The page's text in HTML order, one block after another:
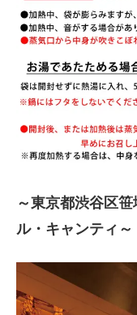
～東京都渋谷区
ル・キャンティ～